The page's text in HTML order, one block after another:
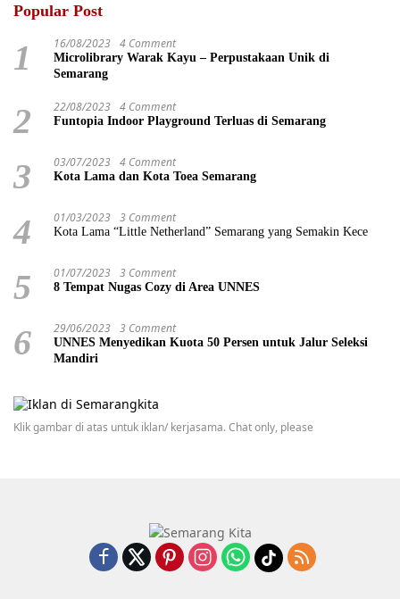
Popular Post
1 16/08/2023 4 Comment
Microlibrary Warak Kayu – Perpustakaan Unik di
Semarang
2 22/08/2023 4 Comment
Funtopia Indoor Playground Terluas di Semarang
3 03/07/2023 4 Comment
Kota Lama dan Kota Toea Semarang
4 01/03/2023 3 Comment
Kota Lama “Little Netherland” Semarang yang Semakin Kece
5 01/07/2023 3 Comment
8 Tempat Nugas Cozy di Area UNNES
6 29/06/2023 3 Comment
UNNES Menyedikan Kuota 50 Persen untuk Jalur Seleksi
Mandiri
Klik gambar di atas untuk iklan/ kerjasama. Chat only, please